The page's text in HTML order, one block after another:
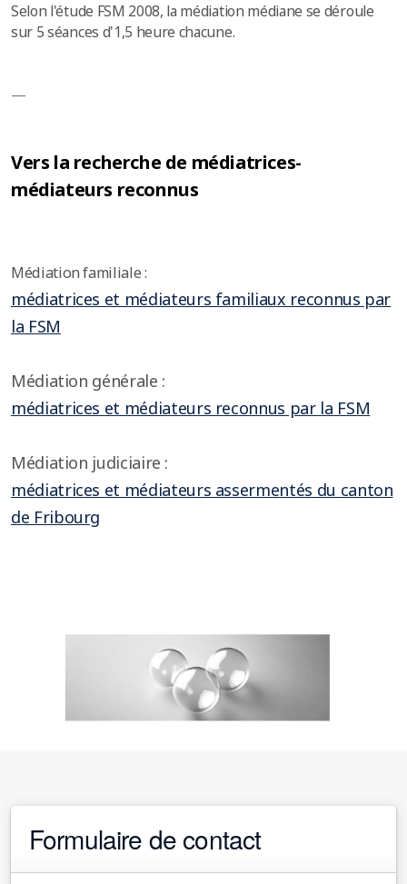
Selon l'étude FSM 2008, la médiation médiane se déroule
sur 5 séances d'1,5 heure chacune.
—
Vers la recherche de médiatrices-
médiateurs reconnus
Médiation familiale :
médiatrices et médiateurs familiaux reconnus par
la FSM
Médiation générale :
médiatrices et médiateurs reconnus par la FSM
Médiation judiciaire :
médiatrices et médiateurs assermentés du canton
de Fribourg
Formulaire de contact